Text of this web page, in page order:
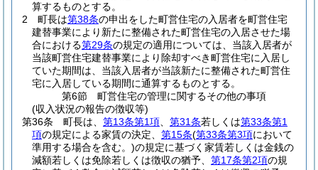
算するものとする。
2
町長は第38条の申出をした町営住宅の入居者を町営住宅
建替事業により新たに整備された町営住宅の入居させた場
合における第29条の規定の適用については、当該入居者が
当該町営住宅建替事業により除却すべき町営住宅に入居し
ていた期間は、当該入居者が当該新たに整備された町営住
宅に入居している期間に通算するものとする。
第6節
町営住宅の管理に関するその他の事項
(収入状況の報告の徴収等)
第36条
町長は、 第13条第1項 第31条若しくは第33条第1
項の規定による家賃の決定、 第15条(第33条第3項において
準用する場合を含む。)の規定に基づく家賃若しくは金銭の
減額若しくは免除若しくは徴収の猶予、 第17条第2項の規